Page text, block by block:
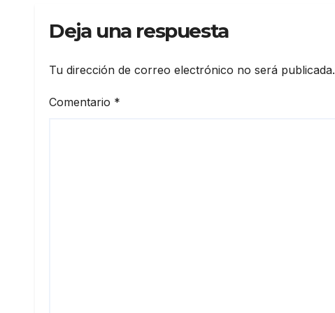
Deja una respuesta
Tu dirección de correo electrónico no será publicada.
Comentario *